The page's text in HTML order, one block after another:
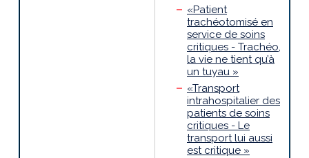
«Patient
trachéotomisé en
service de soins
critiques - Trachéo,
la vie ne tient qu’à
un tuyau »
«Transport
intrahospitalier des
patients de soins
critiques - Le
transport lui aussi
est critique »